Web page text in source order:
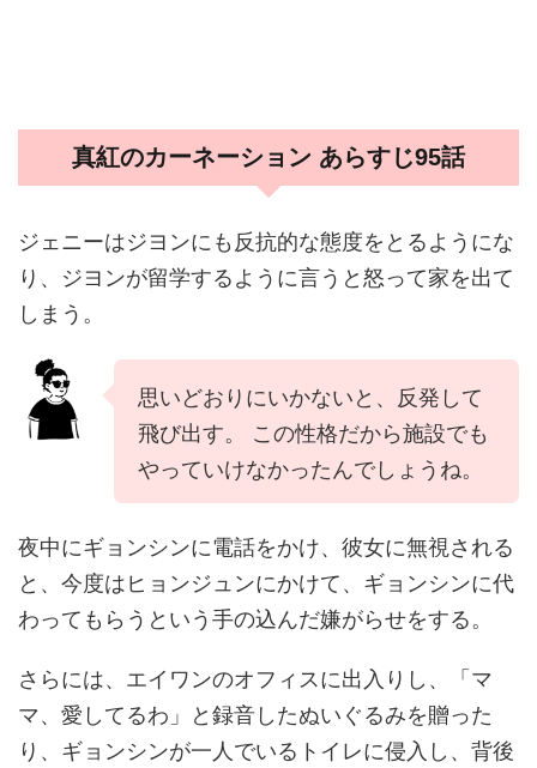
真紅のカーネーション あらすじ95話
ジェニーはジヨンにも反抗的な態度をとるようにな
り、ジヨンが留学するように言うと怒って家を出て
しまう。
思いどおりにいかないと、反発して
飛び出す。 この性格だから施設でも
やっていけなかったんでしょうね。
夜中にギョンシンに電話をかけ、彼女に無視される
と、今度はヒョンジュンにかけて、ギョンシンに代
わってもらうという手の込んだ嫌がらせをする。
さらには、エイワンのオフィスに出入りし、「マ
マ、愛してるわ」と録音したぬいぐるみを贈った
り、ギョンシンが一人でいるトイレに侵入し、背後